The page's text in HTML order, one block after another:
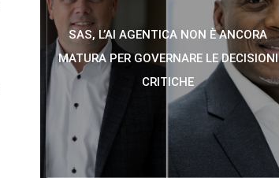
SAS, L’AI AGENTICA NON È ANCORA
MATURA PER GOVERNARE LE DECISIONI
CRITICHE